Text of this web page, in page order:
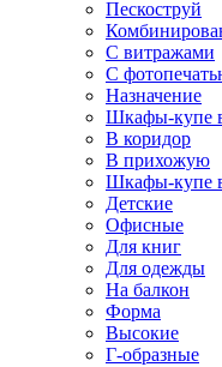
Пескоструй
С витражами
С
Назначение
Шкафы-купе
В коридор
В прихожую
Шкафы-купе
Детские
Офисные
Для книг
Для одежды
На балкон
Форма
Высокие
Г-образные